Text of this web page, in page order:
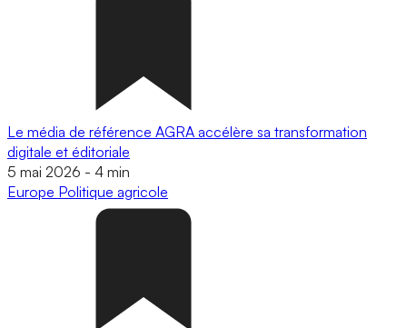
Le média de référence AGRA accélère sa transformation
digitale et éditoriale
5 mai 2026 - 4 min
Europe Politique agricole